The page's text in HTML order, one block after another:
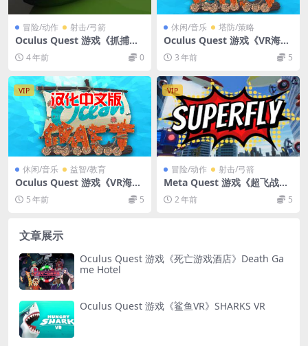
冒险/动作 射击/弓箭
Oculus Quest 游戏《抓捕者
VR》Catbusters VR
4 年前 0
休闲/音乐 塔防/策略
Oculus Quest 游戏《VR海洋
世界》OceanCraft VR 生存游
戏下载
3 年前 5
VIP
休闲/音乐 益智/教育
Oculus Quest 游戏《VR海洋
世界》汉化中文版OceanCraf
t VR生存游戏下载
5 年前 5
VIP
冒险/动作 射击/弓箭
Meta Quest 游戏《超飞战士
VR》Superfly VR
2 年前 5
文章展示
Oculus Quest 游戏《死亡游戏酒店》Death Ga
me Hotel
Oculus Quest 游戏《鲨鱼VR》SHARKS VR